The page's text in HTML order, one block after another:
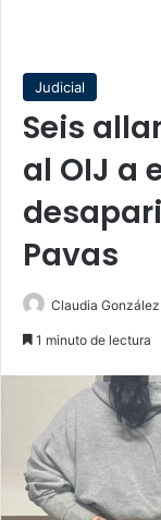
Judicial
Seis
al OIJ a
Pavas
Claudia
1 minuto de lectura